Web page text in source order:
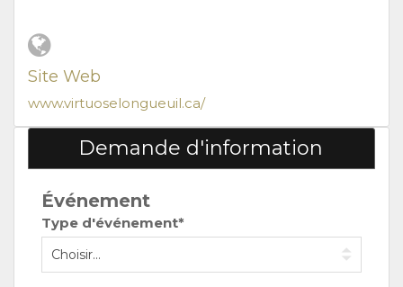
Site Web
www.virtuoselongueuil.ca/
Demande d'information
Événement
Type d'événement*